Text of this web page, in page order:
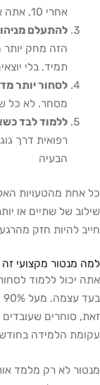
אחרי 10, אתה אף פעם לא תדע מה עובד
להתעלם
הזה מחק יותר
תמיד. בלי
לסחור יותר
מסחר. לא כל
ללמוד לבד
רפואית דרך
הבעיה
כל אחת מהטעויות
שילוב של שתיים או
חייב להיות חזק
למה מנטור מקצועי
אתה יכול ללמוד
זאת, סוחרים
עקומת הלמידה
מנטור לא רק מלמד